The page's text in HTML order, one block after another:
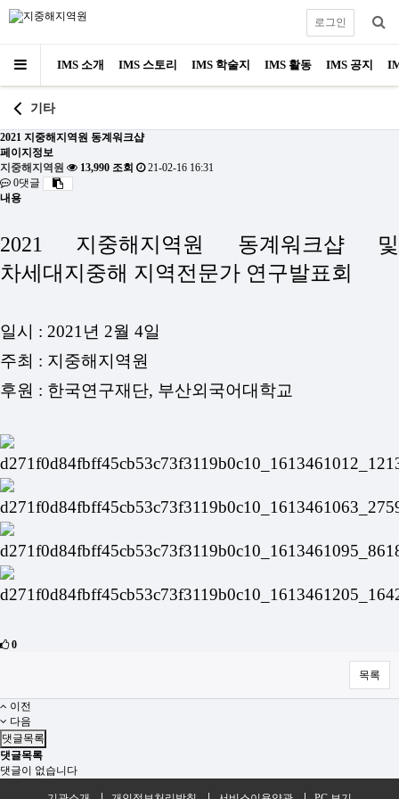
IMS 소개 IMS 스토리 IMS 학술지 IMS 활동 IMS 공지
로그인
기타
2021 지중해지역원 동계워크샵
페이지정보
지중해지역원
13,990 조회
21-02-16 16:31
0댓글
내용
2021 지중해지역원 동계워크샵 및
차세대지중해 지역전문가 연구발표회
일시 : 2021년 2월 4일
주최 : 지중해지역원
후원 : 한국연구재단, 부산외국어대학교
0
목록
이전
다음
댓글목록
댓글목록
댓글이 없습니다